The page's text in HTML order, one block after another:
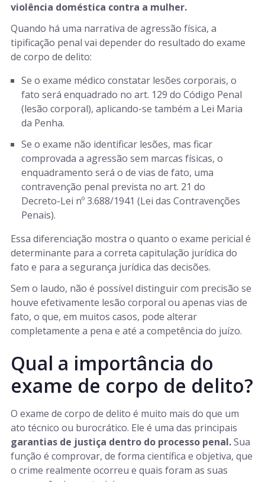
violência doméstica contra a mulher.
Quando há uma narrativa de agressão física, a
tipificação penal vai depender do resultado do exame
de corpo de delito:
Se o exame médico constatar lesões corporais, o
fato será enquadrado no art. 129 do Código Penal
(lesão corporal), aplicando-se também a Lei Maria
da Penha.
Se o exame não identificar lesões, mas ficar
comprovada a agressão sem marcas físicas, o
enquadramento será o de vias de fato, uma
contravenção penal prevista no art. 21 do
Decreto-Lei nº 3.688/1941 (Lei das Contravenções
Penais).
Essa diferenciação mostra o quanto o exame pericial é
determinante para a correta capitulação jurídica do
fato e para a segurança jurídica das decisões.
Sem o laudo, não é possível distinguir com precisão se
houve efetivamente lesão corporal ou apenas vias de
fato, o que, em muitos casos, pode alterar
completamente a pena e até a competência do juízo.
Qual a importância do
exame de corpo de delito?
O exame de corpo de delito é muito mais do que um
ato técnico ou burocrático. Ele é uma das principais
garantias de justiça dentro do processo penal.Sua
função é comprovar, de forma científica e objetiva, que
o crime realmente ocorreu e quais foram as suas